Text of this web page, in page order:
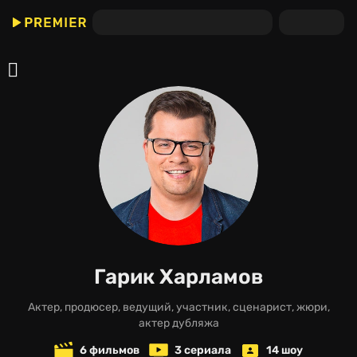
Гарик Харламов
актер, продюсер, ведущий, участник, сценарист, жюри,
актер дубляжа
6 фильмов
3 сериала 14 шоу